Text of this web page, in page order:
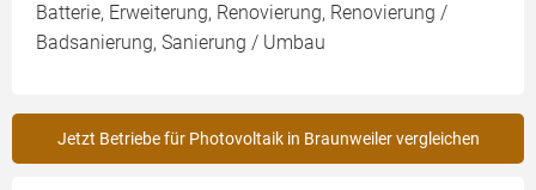
Batterie, Erweiterung, Renovierung, Renovierung /
Badsanierung, Sanierung / Umbau
Jetzt Betriebe für Photovoltaik in Braunweiler vergleichen